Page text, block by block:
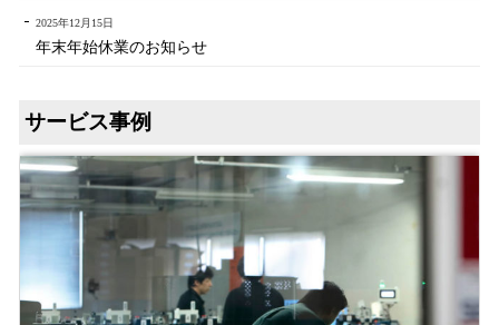
2025年12月15日
年末年始休業のお知らせ
サービス事例